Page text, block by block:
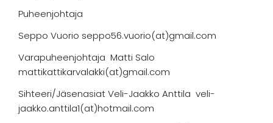
Puheenjohtaja
Seppo Vuorio seppo56.vuorio(at)gmail.com
Varapuheenjohtaja Matti Salo
mattikattikarvalakki(at)gmail.com
Sihteeri/Jäsenasiat Veli-Jaakko Anttila veli-
jaakko.anttila1(at)hotmail.com